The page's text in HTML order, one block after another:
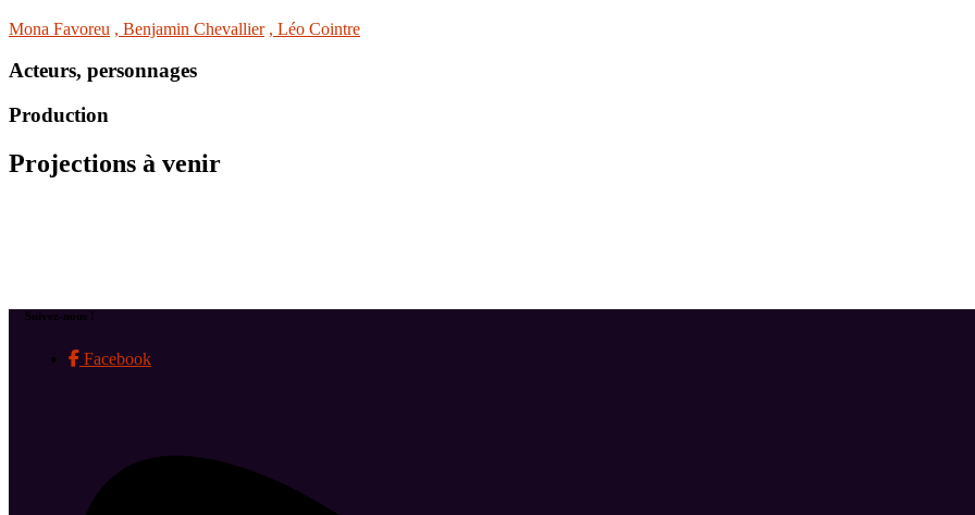
Mona Favoreu , Benjamin Chevallier , Léo Cointre
Acteurs, personnages
Production
Projections à venir
Suivez-nous !
Facebook